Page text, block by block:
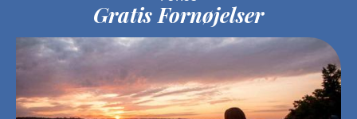
Gratis Fornøjelser